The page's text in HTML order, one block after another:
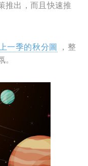
推出，而且快速推
上一季的秋分圖 ，整